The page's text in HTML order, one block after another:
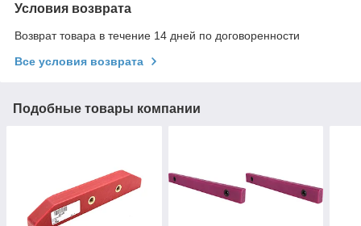
Условия возврата
Возврат товара в течение 14 дней по договоренности
Все условия возврата
Подобные товары компании